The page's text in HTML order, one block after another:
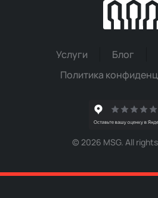
Услуги Блог
Политика
© 2026 MSG. All